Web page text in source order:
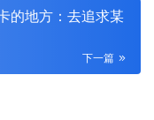
的地方：去追求某
下一篇